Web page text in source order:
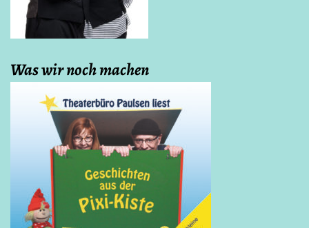
Was wir noch machen